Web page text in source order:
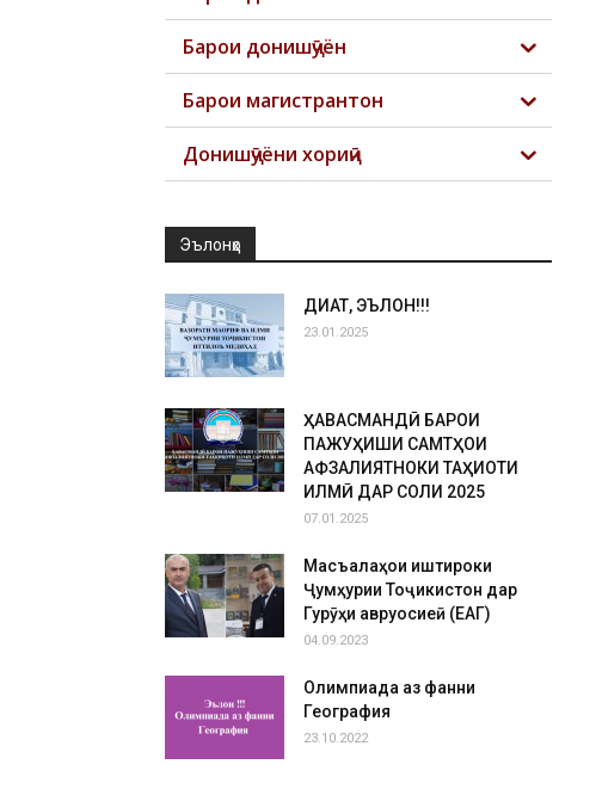
Барои донишҷӯён
Барои магистрантон
Донишҷӯёни хориҷӣ
Эълонҳо
ДИҚҚАТ, ЭЪЛОН!!!
23.01.2025
ҲАВАСМАНДӢ БАРОИ
ПАЖУҲИШИ САМТҲОИ
АФЗАЛИЯТНОКИ ТАҲҚИҚОТИ
ИЛМӢ ДАР СОЛИ 2025
07.01.2025
Масъалаҳои иштироки
Ҷумҳурии Тоҷикистон дар
Гурӯҳи авруосиеӣ (ЕАГ)
04.09.2023
Олимпиада аз фанни
География
23.10.2022